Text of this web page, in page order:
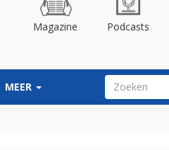
Magazine Podcasts
MEER ZOEKVELD